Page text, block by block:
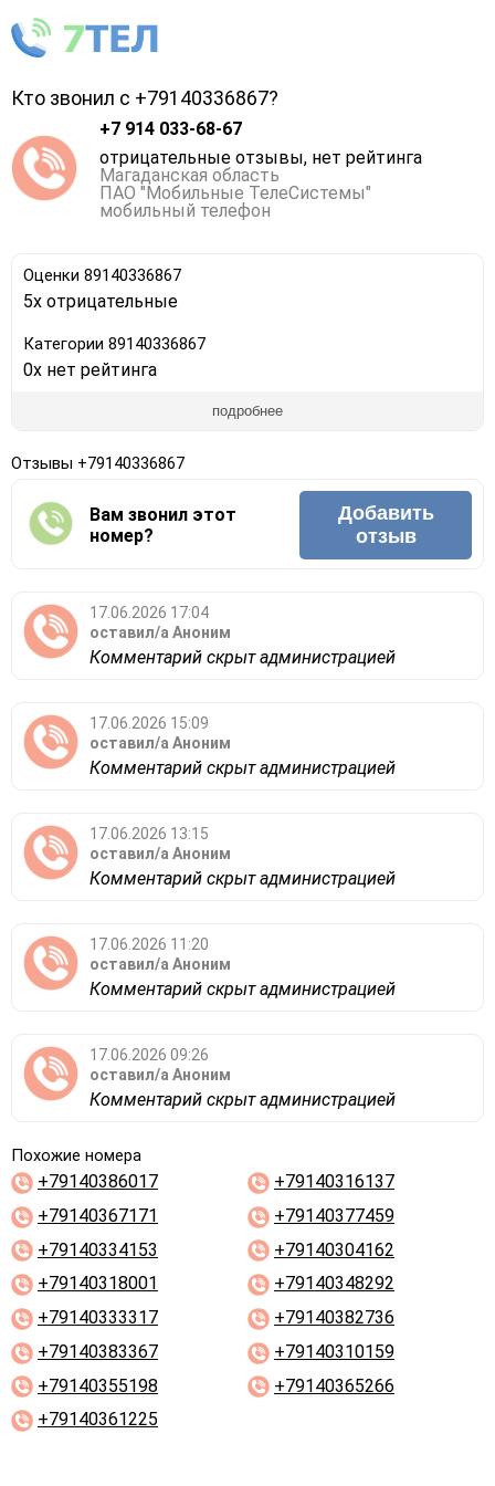
Кто звонил с +79140336867?
+7 914 033-68-67
отрицательные отзывы, нет рейтинга
Магаданская область
ПАО "Мобильные ТелеСистемы"
мобильный телефон
Оценки 89140336867
5x отрицательные
Категории 89140336867
0x нет рейтинга
подробнее
Отзывы +79140336867
Вам звонил этот
номер?
Добавить
отзыв
17.06.2026 17:04
оставил/а Аноним
Комментарий скрыт администрацией
17.06.2026 15:09
оставил/а Аноним
Комментарий скрыт администрацией
17.06.2026 13:15
оставил/а Аноним
Комментарий скрыт администрацией
17.06.2026 11:20
оставил/а Аноним
Комментарий скрыт администрацией
17.06.2026 09:26
оставил/а Аноним
Комментарий скрыт администрацией
Похожие номера
+79140386017
+79140316137
+79140367171
+79140377459
+79140334153
+79140304162
+79140318001
+79140348292
+79140333317
+79140382736
+79140383367
+79140310159
+79140355198
+79140365266
+79140361225